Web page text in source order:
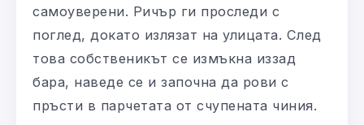
самоуверени. Ричър ги проследи с
поглед, докато излязат на улицата. След
това собственикът се измъкна иззад
бара, наведе се и започна да рови с
пръсти в парчетата от счупената чиния.